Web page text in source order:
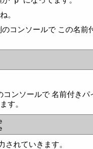
。
コンソールで この名前
コンソールで 名前付きパ
す。
されていきます。